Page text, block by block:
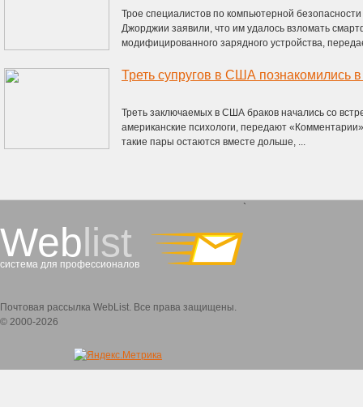
Трое специалистов по компьютерной безопасности
Джорджии заявили, что им удалось взломать
модифицированного зарядного устройства,
Треть супругов в США познакомились
Треть заключаемых в США браков начались со
американские психологи, передают
такие пары остаются вместе дольше, ...
Weblist
система для профессионалов
`
Почтовая рассылка WebList. Все права защищены.
© 2000-2026